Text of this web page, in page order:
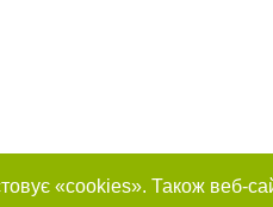
«cookies». Також веб-